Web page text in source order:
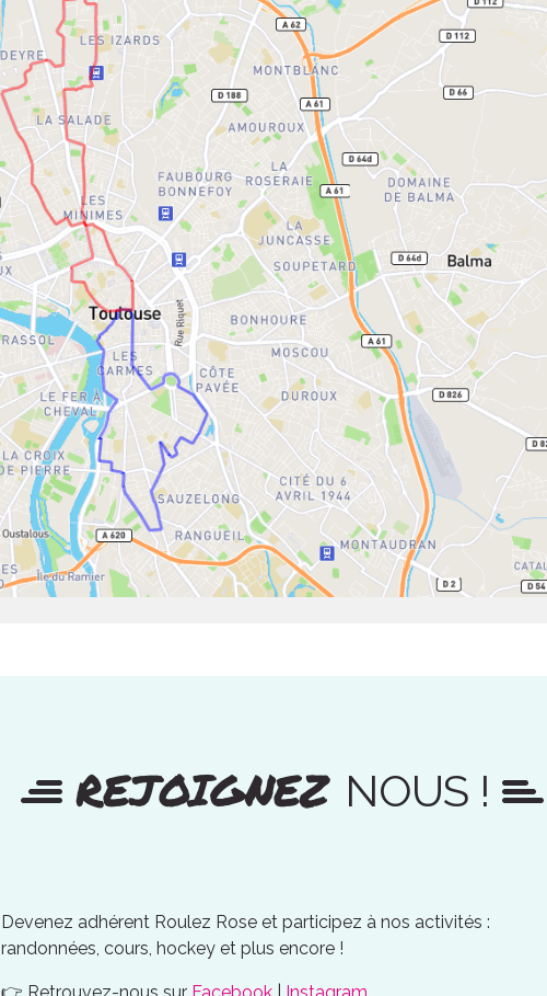
REJOIGNEZ NOUS !
Devenez adhérent Roulez Rose et participez à nos activités :
randonnées, cours, hockey et plus encore !